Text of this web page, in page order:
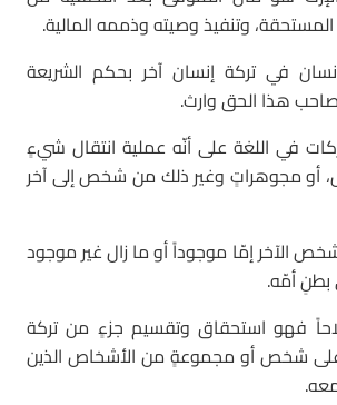
وتنفيذ وصيته وذممه المالية.
في تركة إنسان آخر بحكم الشريعة
هذا الحق وارث.
في اللغة على أنّه عملية انتقال شيءٍ
أو مجوهراتٍ وغير ذلك من شخص إلى آخر
الآخر إمّا موجوداً أو ما زال غير موجود
بطنِ أمّه.
فهو استحقاق وتقسيم جزءٍ من تركة
شخص أو مجموعةٍ من الأشخاص الذين